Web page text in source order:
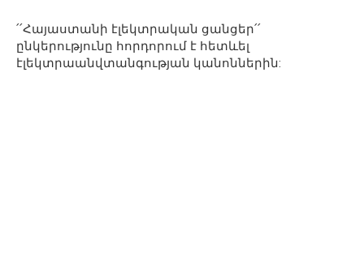
՛՛Հայաստանի էլեկտրական ցանցեր՛՛
ընկերությունը հորդորում է հետևել
էլեկտրաանվտանգության կանոններին: